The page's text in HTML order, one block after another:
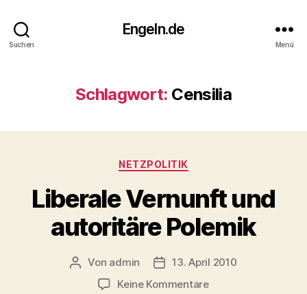
Suchen
Engeln.de
Menü
Schlagwort: Censilia
Kategorien
NETZPOLITIK
Liberale Vernunft und
autoritäre Polemik
Beitragsautor
Von admin Veröffentlichungsdatum
13. April 2010
Keine Kommentarezu